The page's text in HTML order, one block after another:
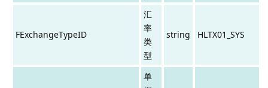
FExchangeTypeID
汇
率
类
型
string HLTX01_SYS
单